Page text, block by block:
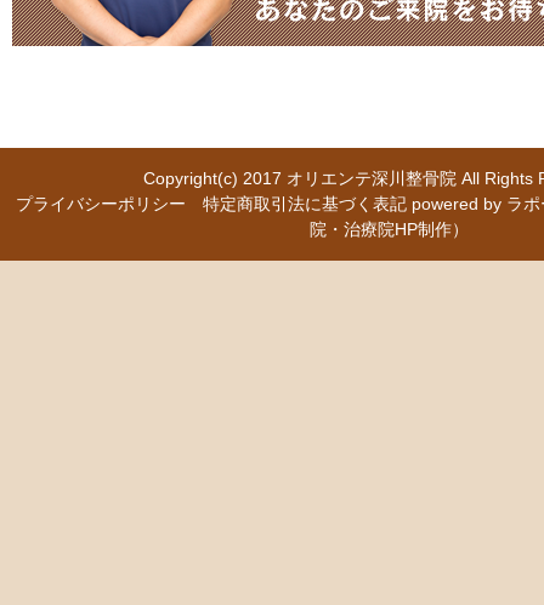
Copyright(c) 2017 オリエンテ深川整骨院 All
プライバシーポリシー
特定商取引法に基づく表記 powered by ラ
院・治療院HP制作）